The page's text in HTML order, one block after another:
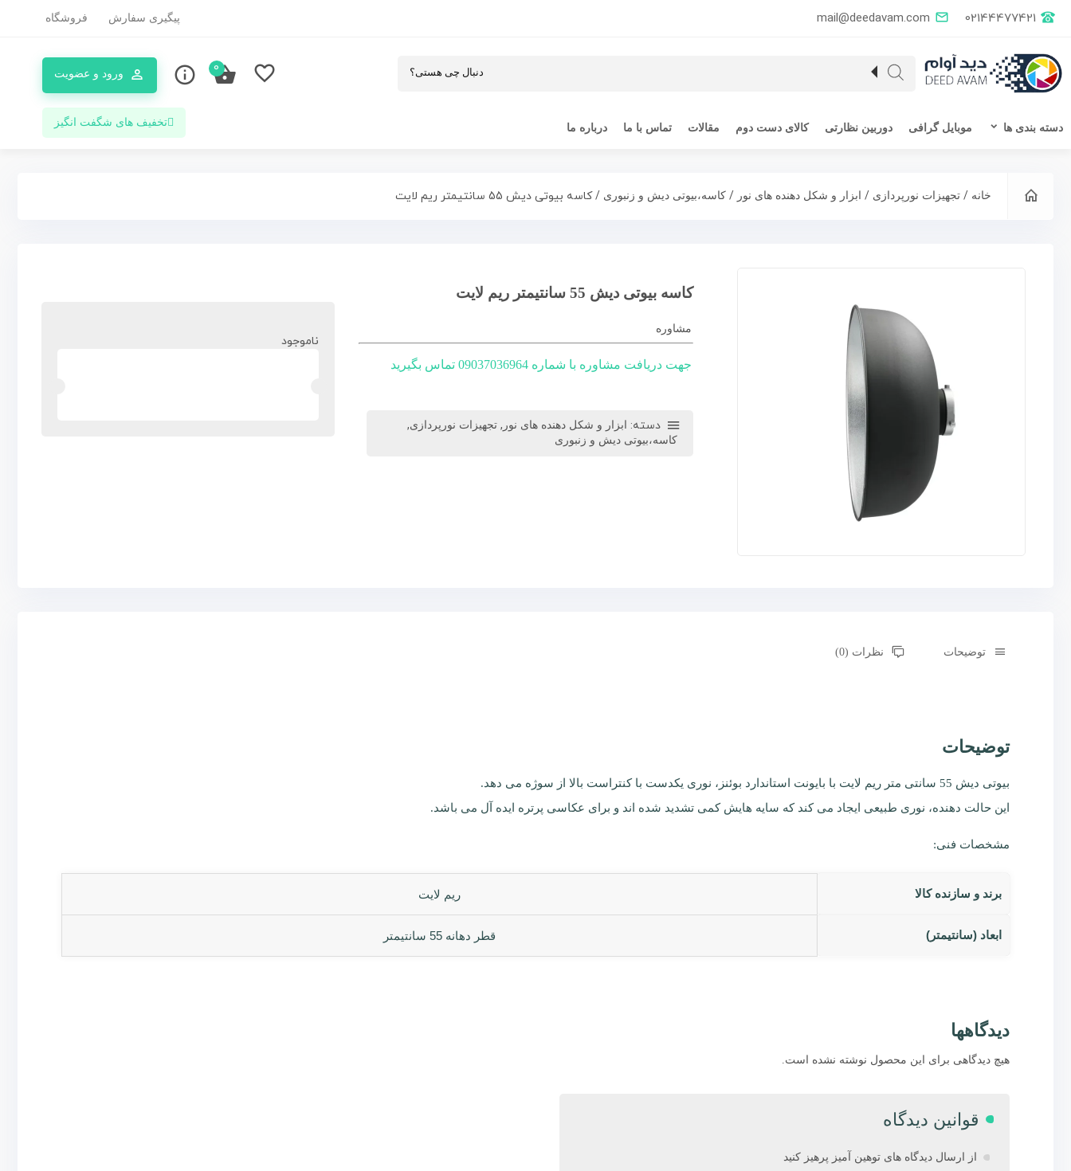
mail@deedavam.com 02144477421 پیگیری سفارش فروشگاه
ورود و عضویت 0
دسته بندی ها موبایل گرافی دوربین نظارتی کالای دست دوم مقالات تماس با ما درباره ما تخفیف های شگفت انگیز
خانه / تجهیزات نورپردازی / ابزار و شکل دهنده های نور / کاسه،بیوتی دیش و زنبوری / کاسه بیوتی دیش 55 سانتیمتر ریم لایت
کاسه بیوتی دیش 55 سانتیمتر ریم لایت
مشاوره
جهت دریافت مشاوره با شماره 09037036964 تماس بگیرید
دسته: ابزار و شکل دهنده های نور , تجهیزات نورپردازی,
کاسه،بیوتی دیش و زنبوری
ناموجود
توضیحات نظرات (0)
توضیحات
بیوتی دیش 55 سانتی متر ریم لایت با بایونت استاندارد بوئنز، نوری یکدست با کنتراست بالا از سوژه می دهد.
این حالت دهنده، نوری طبیعی ایجاد می کند که سایه هایش کمی تشدید شده اند و برای عکاسی پرتره ایده آل می باشد.
مشخصات فنی:
برند و سازنده کالا ریم لایت
ابعاد (سانتیمتر) قطر دهانه 55 سانتیمتر
دیدگاهها
هیچ دیدگاهی برای این محصول نوشته نشده است.
قوانین دیدگاه
از ارسال دیدگاه های توهین آمیز پرهیز کنید